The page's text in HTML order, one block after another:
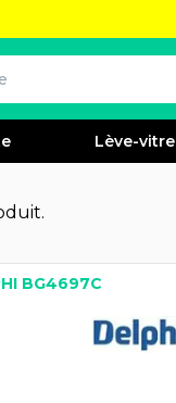
Lève-vitre
BG4697C